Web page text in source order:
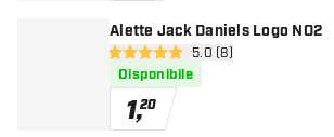
Alette Jack Daniels Logo NO2
apri pannello
5 stelle di valutazione
5.0 (8)
Disponibile
1,20